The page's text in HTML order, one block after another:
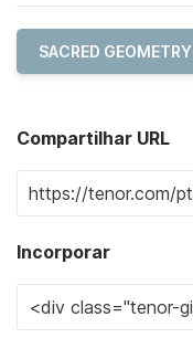
SACRED GEOMETRY
Compartilhar URL
Incorporar